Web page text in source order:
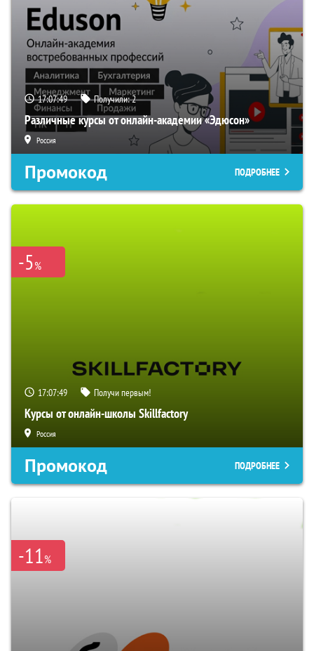
17:07:48 Получили:2
Различные курсы от онлайн-академии «Эдюсон»
Россия
Промокод ПОДРОБНЕЕ
-5%
17:07:48 Получи первым!
Курсы от онлайн-школы Skillfactory
Россия
Промокод ПОДРОБНЕЕ
-11%